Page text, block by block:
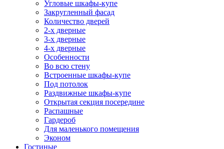
Угловые шкафы-купе
Закругленный фасад
Количество дверей
2-х дверные
3-х дверные
4-х дверные
Особенности
Во всю стену
Встроенные шкафы-купе
Под потолок
Раздвижные шкафы-купе
Открытая секция посередине
Распашные
Гардероб
Для маленького помещения
Эконом
Гостиные